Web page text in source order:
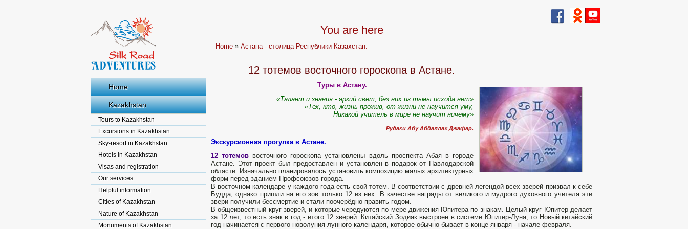
Home
Kazakhstan
Tours to Kazakhstan
Excursions in Kazakhstan
Sky-resort in Kazakhstan
Hotels in Kazakhstan
Visas and registration
Our services
Helpful information
Cities of Kazakhstan
Nature of Kazakhstan
Monuments of Kazakhstan
You are here
Home »Астана - столица Республики Казахстан.
12 тотемов восточного гороскопа в Астане.
Туры в Астану.
«Талант и знания - яркий свет, без них из тьмы исхода нет»
«Тех, кто, жизнь прожив, от жизни не научится уму,
Никакой учитель в мире не научит ничему»
Рудаки Абу Абдаллах Джафар.
Экскурсионная прогулка в Астане.
12 тотемов восточного гороскопа установлены вдоль проспекта Абая в городе
Астане. Этот проект был предоставлен и установлен в подарок от Павлодарской
области. Изначально планировалось установить композицию малых архитектурных
форм перед зданием Профсоюзов города.
В восточном календаре у каждого года есть свой тотем. В соответствии с древней легендой всех зверей призвал к себе
Будда, однако пришли на его зов только 12 из них. В качестве награды от великого и мудрого духовного учителя эти
звери получили бессмертие и стали поочерёдно править годом.
В общеизвестный круг зверей, и которые чередуются по мере движения Юпитера по знакам. Целый круг Юпитер делает
за 12 лет, то есть знак в год - итого 12 зверей. Китайский Зодиак выстроен в системе Юпитер-Луна, то Новый китайский
год начинается с первого новолуния лунного календаря, которое обычно бывает в конце января - начале февраля.